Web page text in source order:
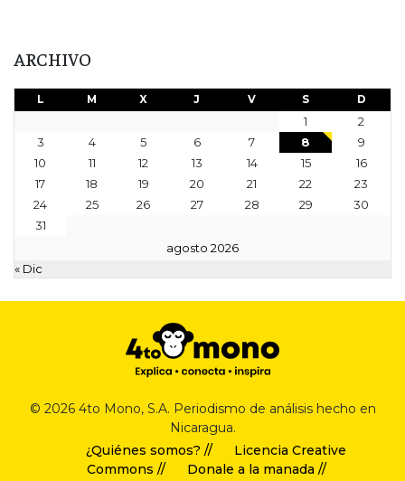
ARCHIVO
agosto 2026
L M X J V S D
1
2
3
4 5 6 7 8
9
10
11 12 13 14 15
16
17
18 19 20 21 22
23
24
25 26 27 28 29
30
31
« Dic
© 2026 4to Mono, S.A. Periodismo de análisis hecho en
Nicaragua.
¿Quiénes somos? //
Licencia Creative
Commons //
Donale a la manada //